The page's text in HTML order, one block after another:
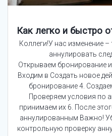
Как легко и быстро
Коллеги!У нас изменение
аннулировать
Открываем бронирование
Входим в Создать новое
бронирование 4.
Проверяем условия по
принимаем их 6. После
аннулированным Важно!
контрольную проверку